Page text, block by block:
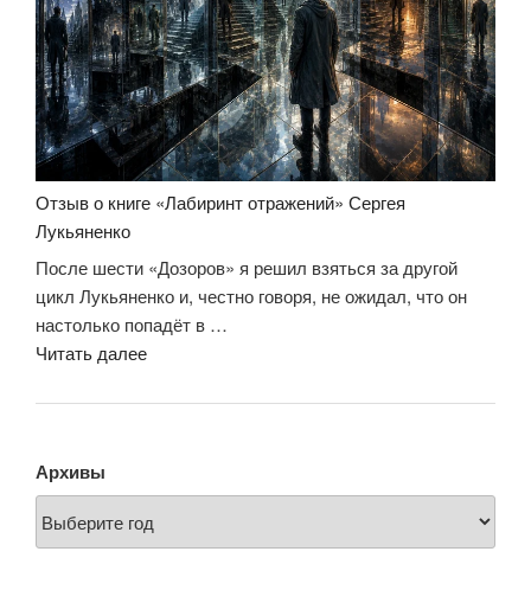
Отзыв о книге «Лабиринт отражений» Сергея
Лукьяненко
После шести «Дозоров» я решил взяться за другой
цикл Лукьяненко и, честно говоря, не ожидал, что он
настолько попадёт в …
Читать далее«Отзыв
книге
Сергея
Лукьяненко»
Архивы